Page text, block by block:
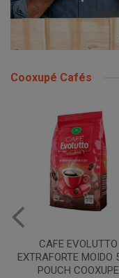
Cooxupé Cafés
CAFE EVOLUTTO
EXTRAFORTE MOIDO
POUCH COOXUPE